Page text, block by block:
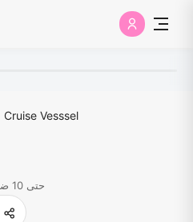
Cruise Vesssel
حتى 10 ضيوف